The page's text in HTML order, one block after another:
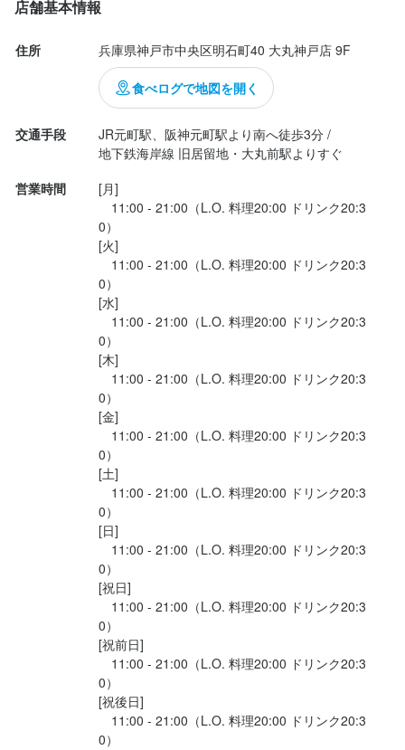
店舗基本情報
住所 兵庫県神戸市中央区明石町40 大丸神戸店 9F
食べログで地図を開く
交通手段
JR元町駅、阪神元町駅より南へ徒歩3分 /
地下鉄海岸線 旧居留地・大丸前駅よりすぐ
営業時間
[月]
11:00 - 21:00（L.O. 料理20:00 ドリンク20:3
0）
[火]
11:00 - 21:00（L.O. 料理20:00 ドリンク20:3
0）
[水]
11:00 - 21:00（L.O. 料理20:00 ドリンク20:3
0）
[木]
11:00 - 21:00（L.O. 料理20:00 ドリンク20:3
0）
[金]
11:00 - 21:00（L.O. 料理20:00 ドリンク20:3
0）
[土]
11:00 - 21:00（L.O. 料理20:00 ドリンク20:3
0）
[日]
11:00 - 21:00（L.O. 料理20:00 ドリンク20:3
0）
[祝日]
11:00 - 21:00（L.O. 料理20:00 ドリンク20:3
0）
[祝前日]
11:00 - 21:00（L.O. 料理20:00 ドリンク20:3
0）
[祝後日]
11:00 - 21:00（L.O. 料理20:00 ドリンク20:3
0）
◆未経験から働けます！
└就活や今後に役立つ接客やマナーが
自然と身につきます！
◆週1日～シフト相談OK！
└家庭や学校との両立も応援！
◆絶品まかないあり
└スタッフにも大好評の自慢のまかない♪
仕事の楽しみの一つ！
アルポルトカフェ 神戸店
兵庫県神戸市中央区明石町40 大丸神戸店 9F
法人名・事業者名
株式会社プラスゲートジャパン
最終更新日2025/04/02
選考の流れ
応募後、原則３営業日以内に返信しております。まずは面接を経
て選考後、内定となります。
お店の採用担当者からのメッセージ
＼ココが嬉しい♪働きやすさのPOINT／
◆未経験から働けます！
└就活や今後に役立つ接客やマナーが
自然と身につきます！
◆週1日～シフト相談OK！
└家庭や学校との両立も応援！
予定に合わせて短時間から働けます！
◆絶品まかないあり
└スタッフにも大好評の自慢のまかない♪
仕事の楽しみの一つ！
アルポルトカフェ 神戸店
兵庫県神戸市中央区明石町40 大丸神戸店 9F
法人名・事業者名